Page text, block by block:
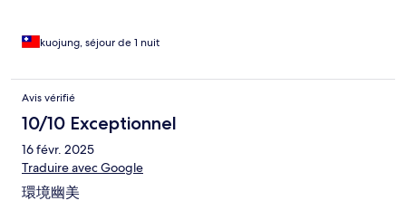
kuojung, séjour de 1 nuit
Avis vérifié
10/10 Exceptionnel
16 févr. 2025
Traduire avec Google
環境幽美